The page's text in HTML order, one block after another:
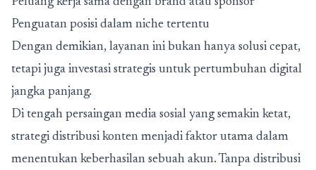
Penguatan posisi dalam niche tertentu
Dengan demikian, layanan ini bukan hanya solusi cepat,
tetapi juga investasi strategis untuk pertumbuhan digital
jangka panjang.
Di tengah persaingan media sosial yang semakin ketat,
strategi distribusi konten menjadi faktor utama dalam
menentukan keberhasilan sebuah akun. Tanpa distribusi